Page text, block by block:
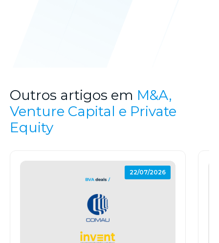
Outros artigos em M&A,
Venture Capital e Private
Equity
22/07/2026